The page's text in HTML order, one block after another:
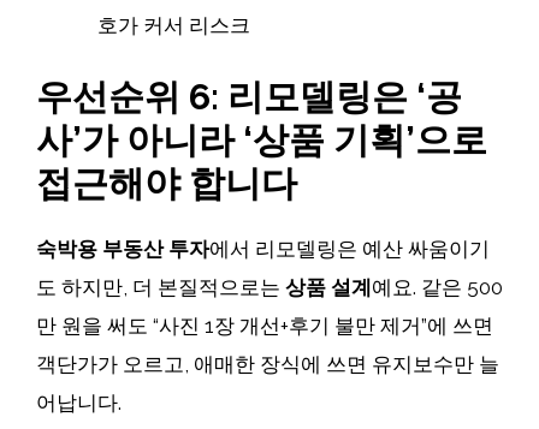
호가 커서 리스크
우선순위 6: 리모델링은 ‘공
사’가 아니라 ‘상품 기획’으로
접근해야 합니다
숙박용 부동산 투자에서 리모델링은 예산 싸움이기
도 하지만, 더 본질적으로는 상품 설계예요. 같은 500
만 원을 써도 “사진 1장 개선+후기 불만 제거”에 쓰면
객단가가 오르고, 애매한 장식에 쓰면 유지보수만 늘
어납니다.